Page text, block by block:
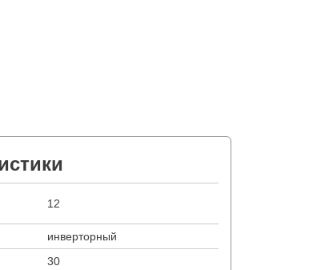
12
инверторный
30